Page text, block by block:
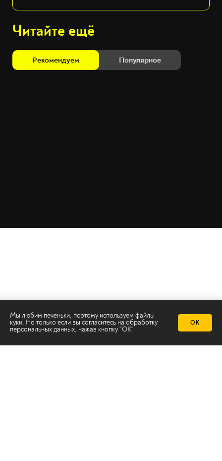
Читайте ещё
Рекомендуем Популярное
Мы любим печеньки, поэтому используем файлы
куки. Но только если вы согласитесь на обработку
персональных данных, нажав кнопку "ОК"
ОК